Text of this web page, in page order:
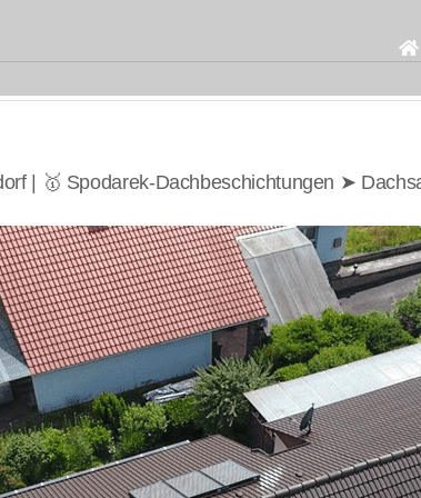
for:
| 🥇 Spodarek-Dachbeschichtungen ➤